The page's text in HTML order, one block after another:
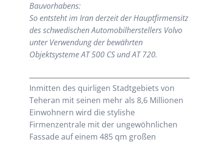
Bauvorhabens:
So entsteht im Iran derzeit der Hauptfirmensitz
des schwedischen Automobilherstellers Volvo
unter Verwendung der bewährten
Objektsysteme AT 500 CS und AT 720.
Inmitten des quirligen Stadtgebiets von
Teheran mit seinen mehr als 8,6 Millionen
Einwohnern wird die stylishe
Firmenzentrale mit der ungewöhnlichen
Fassade auf einem 485 qm großen